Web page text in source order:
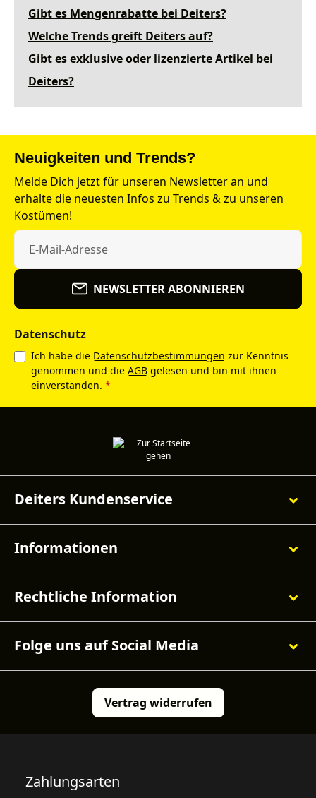
Gibt es Mengenrabatte bei Deiters?
Welche Trends greift Deiters auf?
Gibt es exklusive oder lizenzierte Artikel bei
Deiters?
Neuigkeiten und Trends?
Melde Dich jetzt für unseren Newsletter an und
erhalte die neuesten Infos zu Trends & zu unseren
Kostümen!
NEWSLETTER ABONNIEREN
Datenschutz
Ich habe die Datenschutzbestimmungen zur Kenntnis
genommen und die AGB gelesen und bin mit ihnen
einverstanden. *
Deiters Kundenservice
Informationen
Rechtliche Information
Folge uns auf Social Media
Vertrag widerrufen
Zahlungsarten